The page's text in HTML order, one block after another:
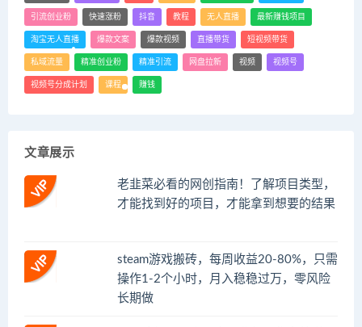
引流创业粉 快速涨粉 抖音 教程 无人直播 最新赚钱项目
淘宝无人直播 爆款文案 爆款视频 直播带货 短视频带货
私域流量 精准创业粉 精准引流 网盘拉新 视频 视频号
视频号分成计划 课程 赚钱
文章展示
老韭菜必看的网创指南！了解项目类型，
才能找到好的项目，才能拿到想要的结果
steam游戏搬砖，每周收益20-80%，只需
操作1-2个小时，月入稳稳过万，零风险
长期做